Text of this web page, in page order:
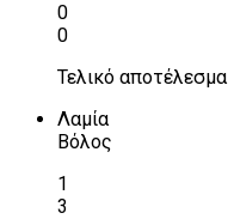
0
0
Τελικό αποτέλεσμα
Λαμία
Βόλος
1
3